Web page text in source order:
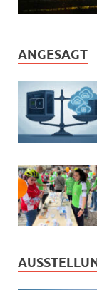
ANGESAGT